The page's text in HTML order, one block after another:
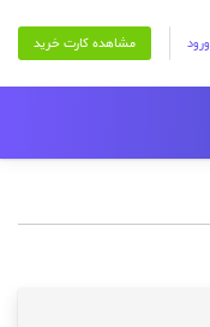
ورود مشاهده کارت خرید